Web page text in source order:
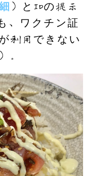
）とIDの提示
、ワクチン証
利用できない
。